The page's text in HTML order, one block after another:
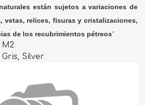
están sujetos a variaciones de
vetas, relices, fisuras y cristalizaciones,
de los recubrimientos pétreos"
M2
Gris, Silver